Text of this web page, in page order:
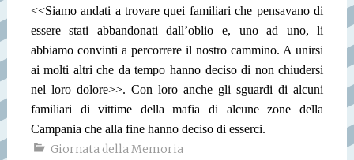
<<Siamo andati a trovare quei familiari che pensavano di
essere stati abbandonati dall’oblio e, uno ad uno, li
abbiamo convinti a percorrere il nostro cammino. A unirsi
ai molti altri che da tempo hanno deciso di non chiudersi
nel loro dolore>>. Con loro anche gli sguardi di alcuni
familiari di vittime della mafia di alcune zone della
Campania che alla fine hanno deciso di esserci.
Giornata della Memoria